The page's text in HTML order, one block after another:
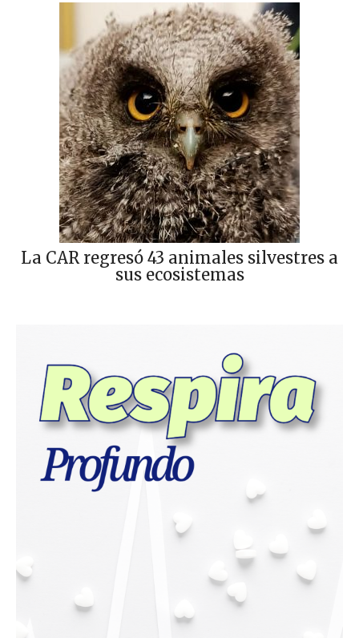
La CAR regresó 43 animales silvestres a
sus ecosistemas